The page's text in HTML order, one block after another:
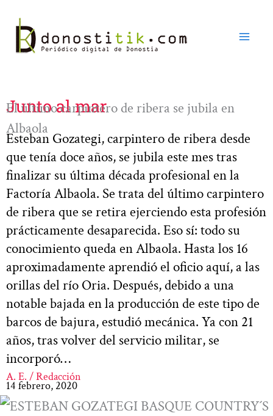
contenido
Junto al mar
El último carpintero de ribera se jubila en
Albaola
Esteban Gozategi, carpintero de ribera desde
que tenía doce años, se jubila este mes tras
finalizar su última década profesional en la
Factoría Albaola. Se trata del último carpintero
de ribera que se retira ejerciendo esta profesión
prácticamente desaparecida. Eso sí: todo su
conocimiento queda en Albaola. Hasta los 16
aproximadamente aprendió el oficio aquí, a las
orillas del río Oria. Después, debido a una
notable bajada en la producción de este tipo de
barcos de bajura, estudió mecánica. Ya con 21
años, tras volver del servicio militar, se
incorporó…
A. E. / Redacción
14 febrero, 2020